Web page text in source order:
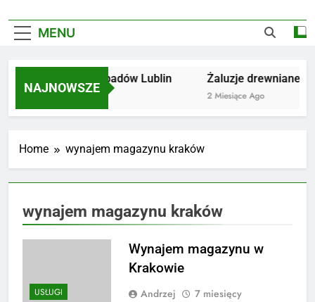
MENU
NAJNOWSZE
Utylizacja odpadów Lublin
2 Miesiące Ago
Żaluzje drewniane
2 Miesiące Ago
Home wynajem magazynu kraków
wynajem magazynu kraków
USŁUGI
Wynajem magazynu w
Krakowie
Andrzej
7 miesięcy